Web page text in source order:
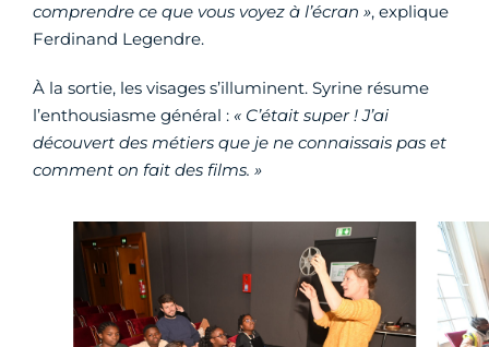
comprendre ce que vous voyez à l’écran », explique
Ferdinand Legendre.
À la sortie, les visages s’illuminent. Syrine résume
l’enthousiasme général : « C’était super ! J’ai
découvert des métiers que je ne connaissais pas et
comment on fait des films. »